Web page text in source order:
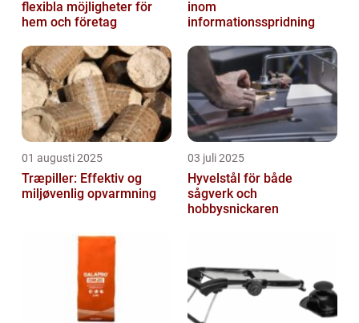
flexibla möjligheter för
hem och företag
inom
informationsspridning
01 augusti 2025
Træpiller: Effektiv og
miljøvenlig opvarmning
03 juli 2025
Hyvelstål för både
sågverk och
hobbysnickaren